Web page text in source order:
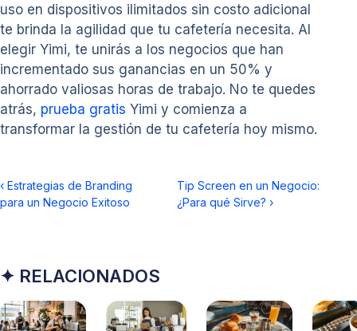
uso en dispositivos ilimitados sin costo adicional
te brinda la agilidad que tu cafetería necesita. Al
elegir Yimi, te unirás a los negocios que han
incrementado sus ganancias en un 50% y
ahorrado valiosas horas de trabajo. No te quedes
atrás, prueba gratis Yimi y comienza a
transformar la gestión de tu cafetería hoy mismo.
‹ Estrategias de Branding
para un Negocio Exitoso
Tip Screen en un Negocio:
¿Para qué Sirve? ›
✦ RELACIONADOS